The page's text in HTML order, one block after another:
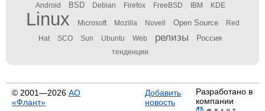
Android BSD Debian Firefox FreeBSD IBM KDE
Linux Microsoft Mozilla Novell Open Source Red
Hat SCO Sun Ubuntu Web релизы Россия
тенденции
© 2001—2026 АО
«Флант»
Добавить
новость
Разработано в
компании